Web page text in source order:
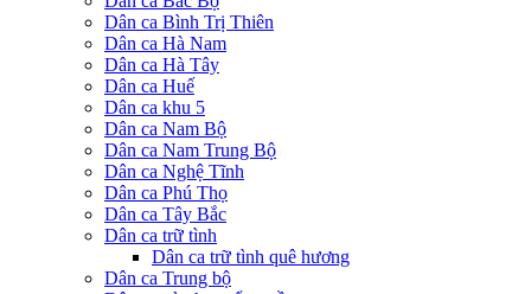
Dân ca Bình Trị Thiên
Dân ca Hà Nam
Dân ca Hà Tây
Dân ca Huế
Dân ca khu 5
Dân ca Nam Bộ
Dân ca Nam Trung Bộ
Dân ca Nghệ Tĩnh
Dân ca Phú Thọ
Dân ca Tây Bắc
Dân ca trữ tình
Dân ca trữ tình quê hương
Dân ca Trung bộ